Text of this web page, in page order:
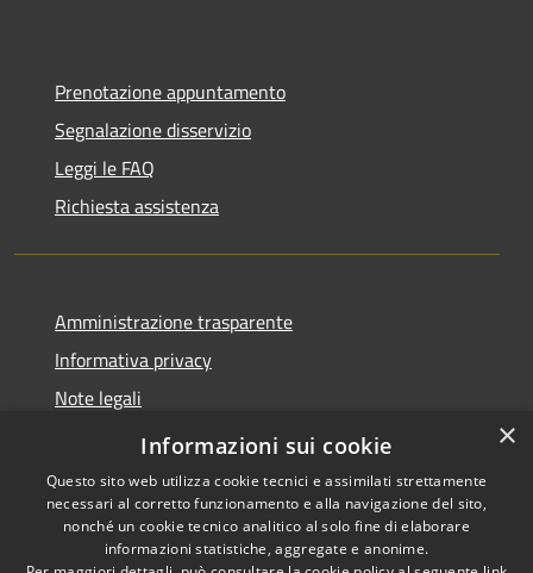
Prenotazione appuntamento
Segnalazione disservizio
Leggi le FAQ
Richiesta assistenza
Amministrazione trasparente
Informativa privacy
Note legali
Dichiarazione di accessibilità
Copyright © 2026 • Comune di
×
Informazioni sui cookie
Questo sito web utilizza cookie tecnici e assimilati strettamente
necessari al corretto funzionamento e alla navigazione del sito,
nonché un cookie tecnico analitico al solo fine di elaborare
informazioni statistiche, aggregate e anonime.